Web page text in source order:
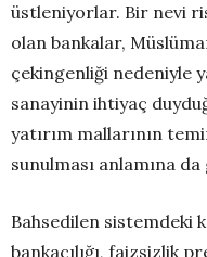
üstleniyorlar. Bir nevi
olan bankalar,
çekingenliği nedeniyle
sanayinin ihtiyaç
yatırım mallarının
sunulması anlamına
Bahsedilen sistemdeki
bankacılığı, faizsizlik